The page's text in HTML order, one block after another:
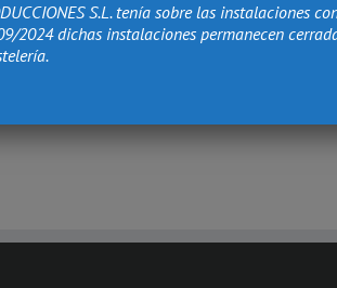
S.L. tenía sobre las instalaciones
2024 dichas instalaciones permanecen